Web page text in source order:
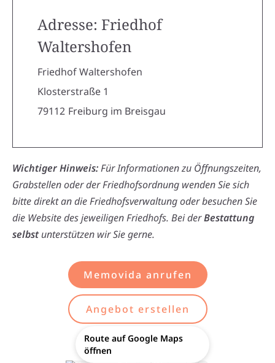
Adresse: Friedhof
Waltershofen
Friedhof Waltershofen
Klosterstraße 1
79112 Freiburg im Breisgau
Wichtiger Hinweis:Für Informationen zu Öffnungszeiten,
Grabstellen oder der Friedhofsordnung wenden Sie sich
bitte direkt an die Friedhofsverwaltung oder besuchen Sie
die Website des jeweiligen Friedhofs. Bei derBestattung
selbstunterstützen wir Sie gerne.
Memovida anrufen
Angebot erstellen
Route auf Google Maps
öffnen